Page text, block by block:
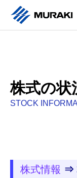
株式の状
STOCK
株式情報 ⇒